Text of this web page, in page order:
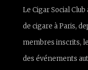
Le Cigar Social
de cigare à Paris,
membres inscrits,
des événements